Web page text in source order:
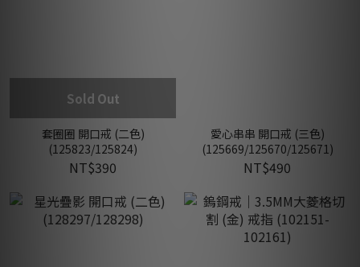
Sold Out
套圈圈 開口戒 (二色)
(125823/125824)
NT$390
愛心串串 開口戒 (三色)
(125669/125670/125671)
NT$490